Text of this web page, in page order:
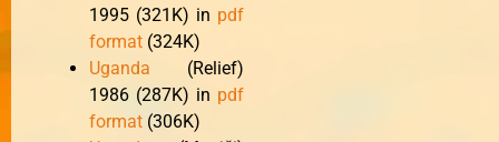
1995 (321K) in pdf
format (324K)
Uganda (Relief)
1986 (287K) in pdf
format (306K)